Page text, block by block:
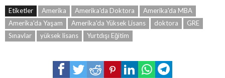
Etiketler Amerika Amerika'da Doktora
Amerika'da MBA
Amerika'da Yaşam
Amerika'da Yüksek Lisans doktora
GRE
Sınavlar
yüksek lisans Yurtdışı Eğitim